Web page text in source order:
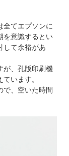
全てエプソンに
を意識するとい
して余裕があ
が、孔版印刷機
います。
で、空いた時間